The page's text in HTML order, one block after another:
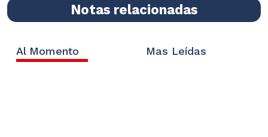
Notas relacionadas
Al Momento Mas Leídas